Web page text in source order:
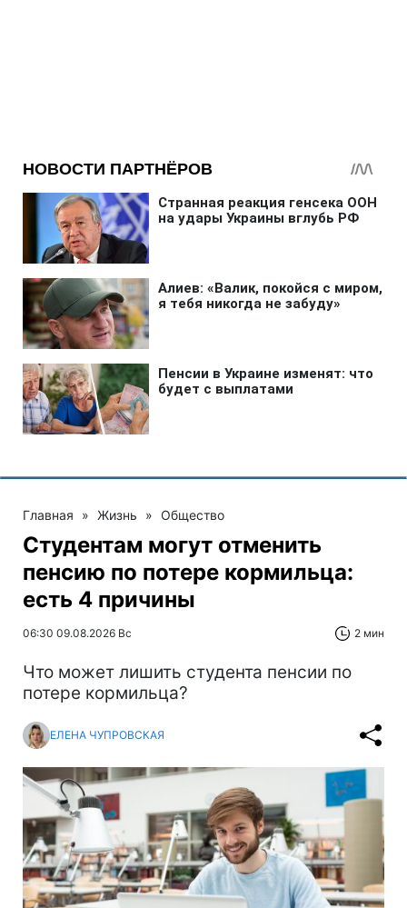
Главная » Жизнь » Общество
Студентам могут отменить
пенсию по потере кормильца:
есть 4 причины
06:30 09.08.2026 Вс 2 мин
Что может лишить студента пенсии по
потере кормильца?
ЕЛЕНА ЧУПРОВСКАЯ